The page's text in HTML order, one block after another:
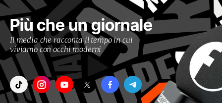
Più che un giornale
Il media che racconta il tempo in cui
viviamo con occhi moderni